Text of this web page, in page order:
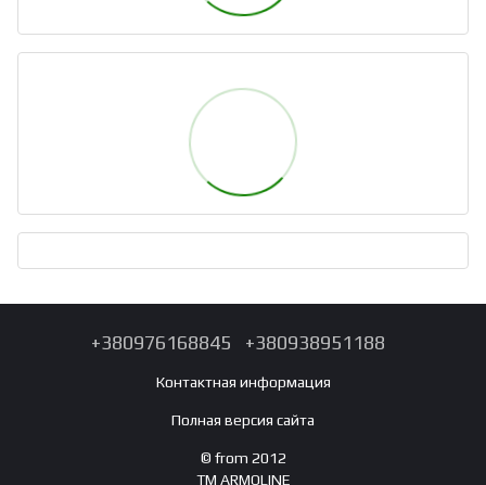
+380976168845 +380938951188
Контактная информация
Полная версия сайта
© from 2012
TM ARMOLINE